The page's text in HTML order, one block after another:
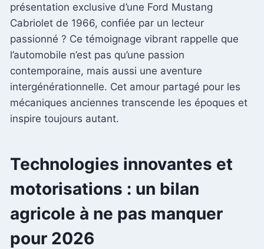
présentation exclusive d’une Ford Mustang
Cabriolet de 1966, confiée par un lecteur
passionné ? Ce témoignage vibrant rappelle que
l’automobile n’est pas qu’une passion
contemporaine, mais aussi une aventure
intergénérationnelle. Cet amour partagé pour les
mécaniques anciennes transcende les époques et
inspire toujours autant.
Technologies innovantes et
motorisations : un bilan
agricole à ne pas manquer
pour 2026